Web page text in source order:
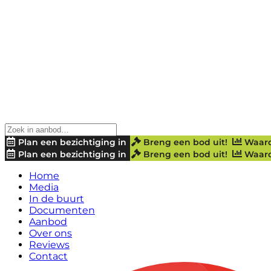
Plan een bezichtiging in Breng een bod uit!
Plan een bezichtiging in
Breng een bod uit!
Home
Media
In de buurt
Documenten
Aanbod
Over ons
Reviews
Contact